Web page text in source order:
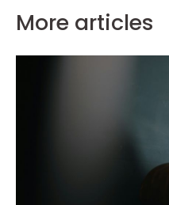
More articles